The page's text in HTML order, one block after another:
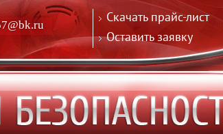
Скачать прайс-лист
Оставить заявку